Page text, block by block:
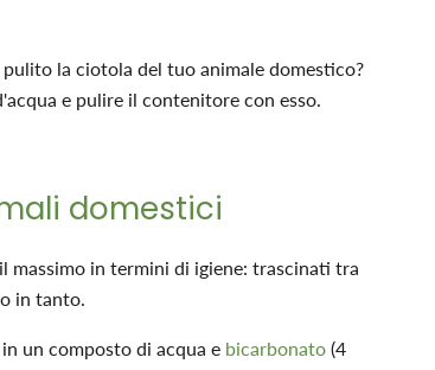
la ciotola del tuo animale domestico?
e pulire il contenitore con esso.
domestici
massimo in termini di igiene: trascinati tra
in tanto.
un composto di acqua e bicarbonato(4